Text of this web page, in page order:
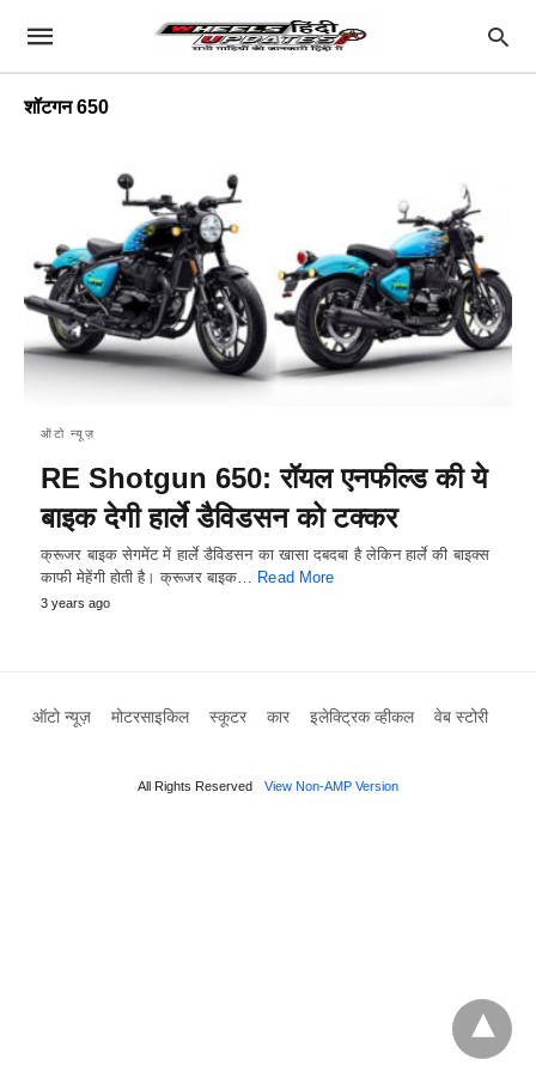
शॉटगन 650
ऑटो न्यूज़
RE Shotgun 650: रॉयल एनफील्ड की ये
बाइक देगी हार्ले डैविडसन को टक्कर
क्रूजर बाइक सेगमेंट में हार्ले डैविडसन का खासा दबदबा है लेकिन हार्ले की बाइक्स
काफी मेहेंगी होती है। क्रूजर बाइक… Read More
3 years ago
ऑटो न्यूज़ मोटरसाइकिल स्कूटर कार इलेक्ट्रिक व्हीकल वेब स्टोरी
All Rights Reserved View Non-AMP Version